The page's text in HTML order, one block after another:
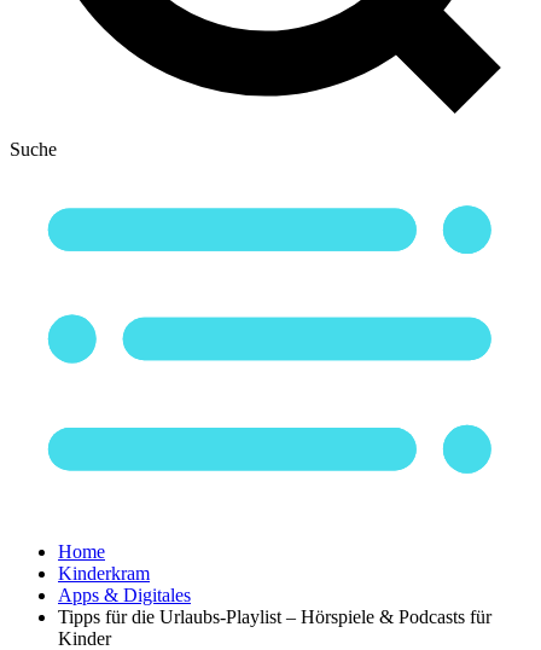
Suche
Home
Kinderkram
Apps & Digitales
Tipps für die Urlaubs-Playlist – Hörspiele & Podcasts für
Kinder